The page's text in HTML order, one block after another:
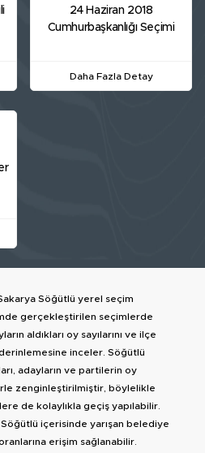
24 Haziran 2018
Cumhurbaşkanlığı Seçimi
Daha Fazla Detay
Söğütlü yerel seçim
gerçekleştirilen seçimlerde
aldıkları oy sayılarını ve ilçe
derinlemesine inceler. Söğütlü
adayların ve partilerin oy
zenginleştirilmiştir, böylelikle
de kolaylıkla geçiş yapılabilir.
içerisinde yarışan belediye
erişim sağlanabilir.